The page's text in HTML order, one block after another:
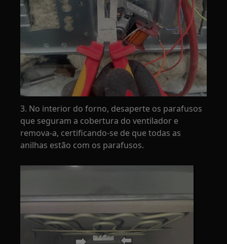
3. No interior do forno, desaperte os parafusos
que seguram a cobertura do ventilador e
remova-a, certificando-se de que todas as
anilhas estão com os parafusos.